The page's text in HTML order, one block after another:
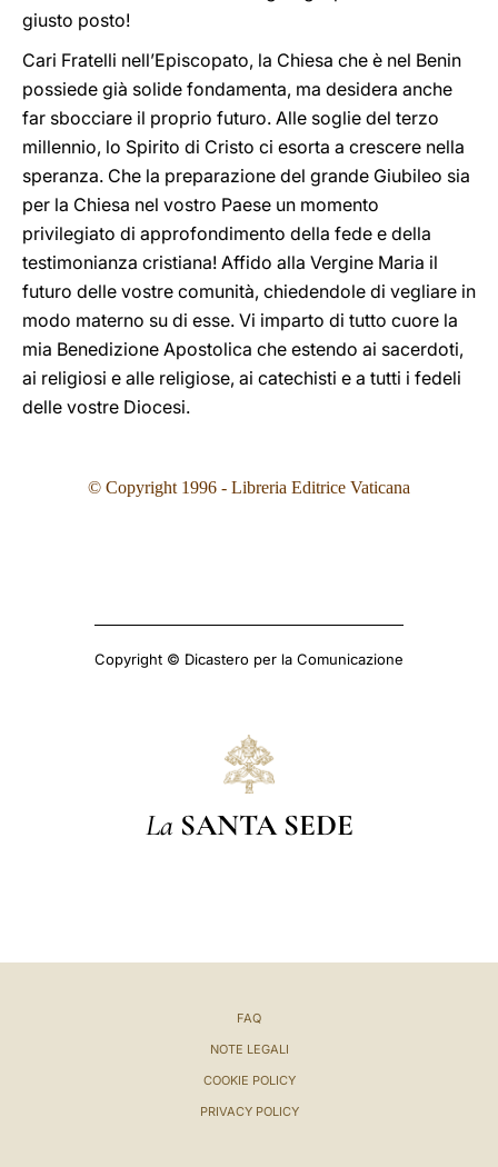
giusto posto!
Cari Fratelli nell’Episcopato, la Chiesa che è nel Benin
possiede già solide fondamenta, ma desidera anche
far sbocciare il proprio futuro. Alle soglie del terzo
millennio, lo Spirito di Cristo ci esorta a crescere nella
speranza. Che la preparazione del grande Giubileo sia
per la Chiesa nel vostro Paese un momento
privilegiato di approfondimento della fede e della
testimonianza cristiana! Affido alla Vergine Maria il
futuro delle vostre comunità, chiedendole di vegliare in
modo materno su di esse. Vi imparto di tutto cuore la
mia Benedizione Apostolica che estendo ai sacerdoti,
ai religiosi e alle religiose, ai catechisti e a tutti i fedeli
delle vostre Diocesi.
© Copyright 1996 - Libreria Editrice Vaticana
Copyright © Dicastero per la Comunicazione
La SANTA SEDE
FAQ
NOTE LEGALI
COOKIE POLICY
PRIVACY POLICY